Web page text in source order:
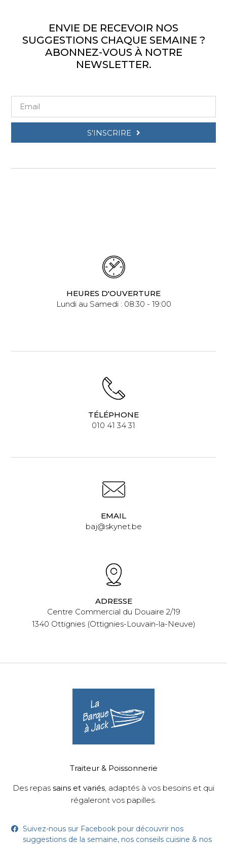
ENVIE DE RECEVOIR NOS
SUGGESTIONS CHAQUE SEMAINE ?
ABONNEZ-VOUS À NOTRE
NEWSLETTER.
S'INSCRIRE
HEURES D'OUVERTURE
Lundi au Samedi : 08:30 - 19:00
TÉLÉPHONE
010 41 34 31
EMAIL
baj@skynet.be
ADRESSE
Centre Commercial du Douaire 2/19
1340 Ottignies (Ottignies-Louvain-la-Neuve)
Traiteur & Poissonnerie
Des repas sains et variés , adaptés à vos besoins et qui
régaleront vos papilles.
Suivez-nous sur Facebook pour découvrir nos
suggestions de la semaine, nos conseils cuisine & nos